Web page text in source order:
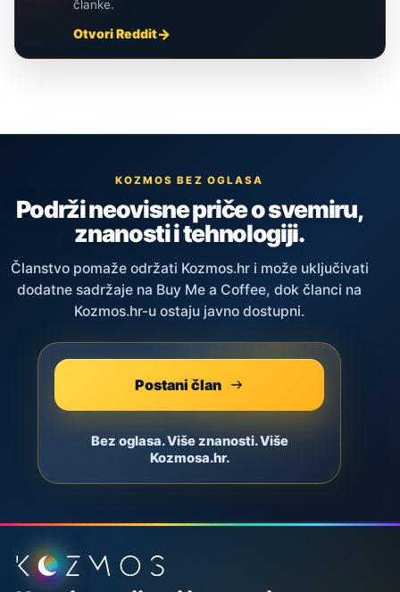
članke.
Otvori Reddit
KOZMOS BEZ OGLASA
Podrži neovisne priče o svemiru,
znanosti i tehnologiji.
Članstvo pomaže održati Kozmos.hr i može uključivati
dodatne sadržaje na Buy Me a Coffee, dok članci na
Kozmos.hr-u ostaju javno dostupni.
Postani član
Bez oglasa. Više znanosti. Više
Kozmosa.hr.
Podnožje stranice